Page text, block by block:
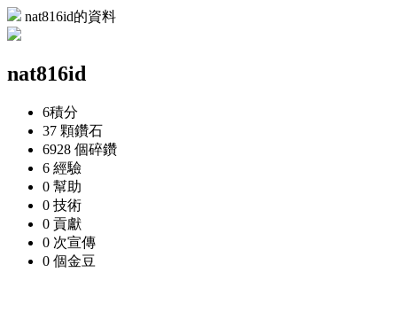
nat816id的資料
nat816id
6積分
37 顆鑽石
6928 個碎鑽
6 經驗
0 幫助
0 技術
0 貢獻
0 次宣傳
0 個金豆